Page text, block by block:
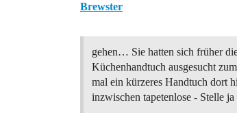
Brewster
gehen… Sie hatten sich früher
Küchenhandtuch ausgesucht
mal ein kürzeres Handtuch dort
inzwischen tapetenlose - Stelle